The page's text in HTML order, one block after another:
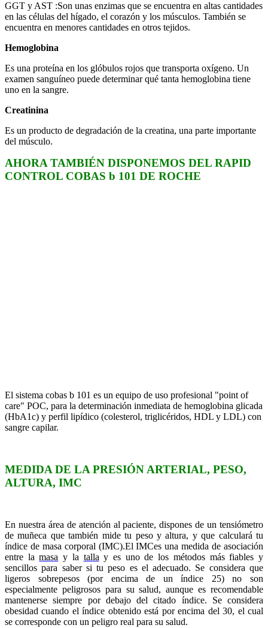
GGT y AST :Son unas enzimas que se encuentra en altas cantidades
en las células del hígado, el corazón y los músculos. También se
encuentra en menores cantidades en otros tejidos.
Hemoglobina
Es una proteína en los glóbulos rojos que transporta oxígeno. Un
examen sanguíneo puede determinar qué tanta hemoglobina tiene
uno en la sangre.
Creatinina
Es un producto de degradación de la creatina, una parte importante
del músculo.
AHORA TAMBIÉN DISPONEMOS DEL RAPID
CONTROL COBAS b 101 DE ROCHE
El sistema cobas b 101 es un equipo de uso profesional "point of
care" POC, para la determinación inmediata de hemoglobina glicada
(HbA1c) y perfil lipídico (colesterol, triglicéridos, HDL y LDL) con
sangre capilar.
MEDIDA DE LA PRESIÓN ARTERIAL, PESO,
ALTURA, IMC
En nuestra área de atención al paciente, dispones de un tensiómetro
de muñeca que también mide tu peso y altura, y que calculará tu
índice de masa corporal (IMC).El IMCes una medida de asociación
entre lamasa y la talla y es uno de los métodos más fiables y
sencillos para saber si tu peso es el adecuado. Se considera que
ligeros sobrepesos (por encima de un índice 25) no son
especialmente peligrosos para su salud, aunque es recomendable
mantenerse siempre por debajo del citado índice. Se considera
obesidad cuando el índice obtenido está por encima del 30, el cual
se corresponde con un peligro real para su salud.